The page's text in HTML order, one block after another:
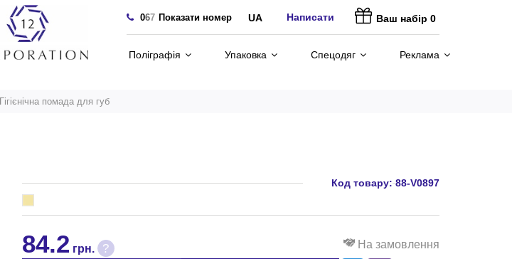
067 Показати номер UA Написати Ваш набір 0
Поліграфія Упаковка Спецодяг Реклама
Гігієнічна помада для губ
Код товару: 88-V0897
84.2 грн. ? На замовлення